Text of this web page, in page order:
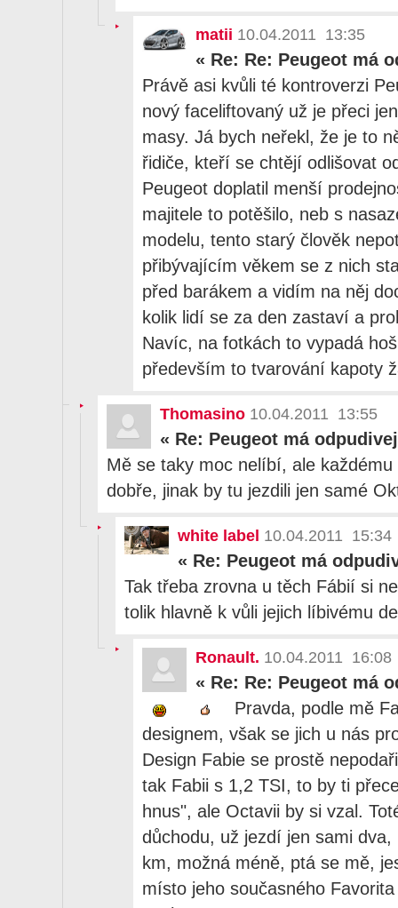
matii 10.04.2011 13:35
« Re: Re: Peugeot má
Právě asi kvůli té kontroverzi
nový faceliftovaný už je přeci
masy. Já bych neřekl, že je to
řidiče, kteří se chtějí odlišovat
Peugeot doplatil menší
majitele to potěšilo, neb s
modelu, tento starý člověk
přibývajícím věkem se z nich
před barákem a vidím na něj
kolik lidí se za den zastaví a
Navíc, na fotkách to vypadá
především to tvarování kapoty
Thomasino 10.04.2011 13:55
« Re: Peugeot má
Mě se taky moc nelíbí, ale
dobře, jinak by tu jezdili jen samé
white label 10.04.2011 15:34
« Re: Peugeot má
Tak třeba zrovna u těch Fábií si
tolik hlavně k vůli jejich líbivému
Ronault. 10.04.2011 16:08
« Re: Re: Peugeot má
Pravda, podle mě
designem, však se jich u nás
Design Fabie se prostě
tak Fabii s 1,2 TSI, to by ti
hnus", ale Octavii by si vzal.
důchodu, už jezdí jen sami
km, možná méně, ptá se mě,
místo jeho současného